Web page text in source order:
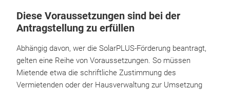
Diese Voraussetzungen sind bei der
Antragstellung zu erfüllen
Abhängig davon, wer die SolarPLUS-Förderung beantragt,
gelten eine Reihe von Voraussetzungen. So müssen
Mietende etwa die schriftliche Zustimmung des
Vermietenden oder der Hausverwaltung zur Umsetzung